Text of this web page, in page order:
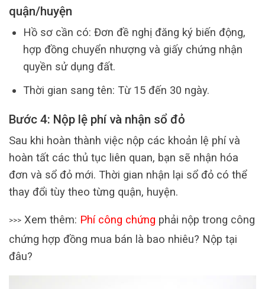
quận/huyện
Hồ sơ cần có: Đơn đề nghị đăng ký biến động,
hợp đồng chuyển nhượng và giấy chứng nhận
quyền sử dụng đất.
Thời gian sang tên: Từ 15 đến 30 ngày.
Bước 4: Nộp lệ phí và nhận sổ đỏ
Sau khi hoàn thành việc nộp các khoản lệ phí và
hoàn tất các thủ tục liên quan, bạn sẽ nhận hóa
đơn và sổ đỏ mới. Thời gian nhận lại sổ đỏ có thể
thay đổi tùy theo từng quận, huyện.
>>> Xem thêm: Phí công chứng phải nộp trong công
chứng hợp đồng mua bán là bao nhiêu? Nộp tại
đâu?